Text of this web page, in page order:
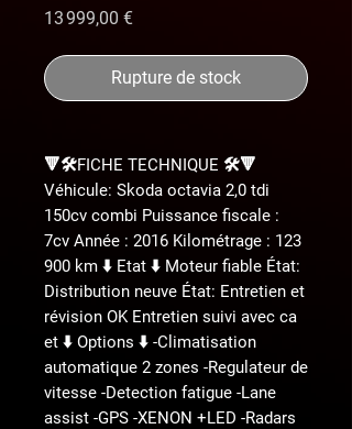
13 999,00 €Prix
Rupture de stock
🔻🛠️FICHE TECHNIQUE 🛠️🔻
Véhicule: Skoda octavia 2,0 tdi
150cv combi Puissance fiscale :
7cv Année : 2016 Kilométrage : 123
900 km ⬇️ Etat ⬇️ Moteur fiable État:
Distribution neuve État: Entretien et
révision OK Entretien suivi avec ca
et ⬇️ Options ⬇️ -Climatisation
automatique 2 zones -Regulateur de
vitesse -Detection fatigue -Lane
assist -GPS -XENON +LED -Radars